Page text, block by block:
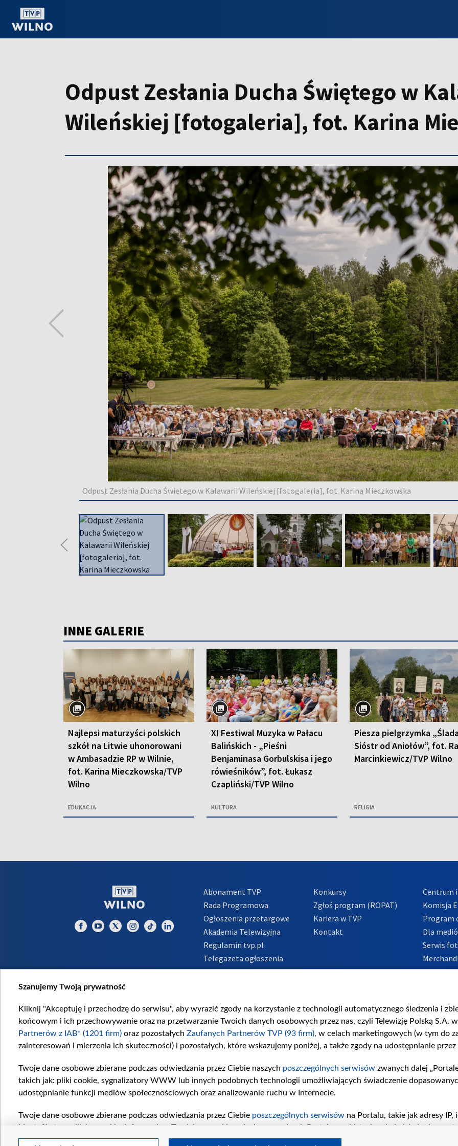
Odpust Zesłania Ducha Świętego w
Wileńskiej [fotogaleria], fot. Karina
Odpust Zesłania Ducha Świętego w Kalawarii Wileńskiej [fotogaleria], fot. Karina Mieczkowska
◀
INNE GALERIE
Najlepsi maturzyści polskich
szkół na Litwie uhonorowani
w Ambasadzie RP w Wilnie,
fot. Karina Mieczkowska/TVP
Wilno
EDUKACJA
XI Festiwal Muzyka w Pałacu
Balińskich - „Pieśni
Benjaminasa Gorbulskisa i jego
rówieśników”, fot. Łukasz
Czapliński/TVP Wilno
KULTURA
Piesza pielgrzymka
Sióstr od Aniołów”, fot.
Marcinkiewicz/TVP Wilno
RELIGIA
Abonament TVP
Rada Programowa
Ogłoszenia przetargowe
Akademia Telewizyjna
Regulamin tvp.pl
Telegazeta ogłoszenia
Informacje o nadawcy
Konkursy
Zgłoś program (ROPAT)
Kariera w TVP
Kontakt
Centrum
Komisja
Program
Dla
Serwis
Polityka
Szanujemy Twoją prywatność
Kliknij "Akceptuję i przechodzę do serwisu", aby wyrazić zgody na korzystanie z technologii automatycznego śledzenia i
końcowym i ich przechowywanie oraz na przetwarzanie Twoich danych osobowych przez nas, czyli Telewizję Polską S.A.
Partnerów z IAB* (1201 firm) oraz pozostałych Zaufanych Partnerów TVP (93 firm), w celach marketingowych (w tym do
zainteresowań i mierzenia ich skuteczności) i pozostałych, które wskazujemy poniżej, a także zgody na udostępnianie
Twoje dane osobowe zbierane podczas odwiedzania przez Ciebie naszych poszczególnych serwisów zwanych dalej
takich jak: pliki cookie, sygnalizatory WWW lub innych podobnych technologii umożliwiających świadczenie
udostępnianie funkcji mediów społecznościowych oraz analizowanie ruchu w Internecie.
Twoje dane osobowe zbierane podczas odwiedzania przez Ciebie poszczególnych serwisów na Portalu, takie jak adresy
identyfikatory plików cookie, informacje o Twoich wyszukiwaniach w serwisach Portalu czy historia odwiedzin będą
pozostałychZaufanych Partnerów TVP dla realizacji następujących celów i funkcji: przechowywania informacji na